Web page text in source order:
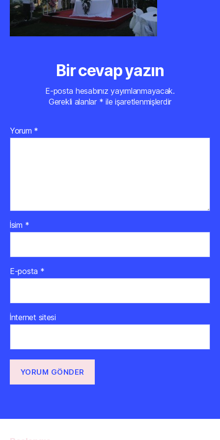
Bir cevap yazın
E-posta hesabınız yayımlanmayacak.
Gerekli alanlar * ile işaretlenmişlerdir
Yorum *
İsim *
E-posta *
İnternet sitesi